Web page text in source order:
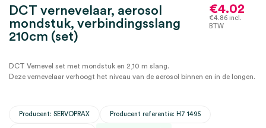
DCT vernevelaar, aerosol
mondstuk, verbindingsslang
210cm (set)
€4.02
€4.86 incl.
BTW
DCT Vernevel set met mondstuk en 2,10 m slang.
Deze vernevelaar verhoogt het niveau van de aerosol binnen en in de longen.
Producent: SERVOPRAX Producent referentie: H7 1495